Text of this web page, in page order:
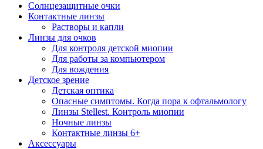
Солнцезащитные очки
Контактные линзы
Растворы и капли
Линзы для очков
Для контроля детской миопии
Для работы за компьютером
Для вождения
Детское зрение
Детская оптика
Опасные симптомы. Когда пора к офтальмологу
Линзы Stellest. Контроль миопии
Ночные линзы
Контактные линзы 6+
Аксессуары